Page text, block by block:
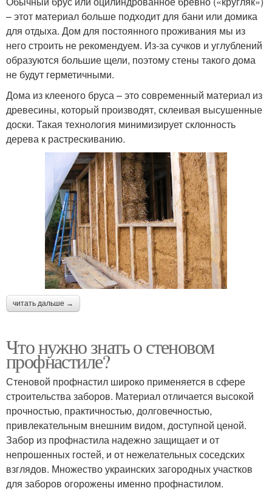
– этот материал больше подходит для бани или домика
для отдыха. Дом для постоянного проживания мы из
него строить не рекомендуем. Из-за сучков и углублений
образуются большие щели, поэтому стены такого дома
не будут герметичными.
Дома из клееного бруса – это современный материал из
древесины, который производят, склеивая высушенные
доски. Такая технология минимизирует склонность
дерева к растрескиванию.
читать дальше →
Что нужно знать о стеновом
профнастиле?
Стеновой профнастил широко применяется в сфере
строительства заборов. Материал отличается высокой
прочностью, практичностью, долговечностью,
привлекательным внешним видом, доступной ценой.
Забор из профнастила надежно защищает и от
непрошенных гостей, и от нежелательных соседских
взглядов. Множество украинских загородных участков
для заборов огорожены именно профнастилом.